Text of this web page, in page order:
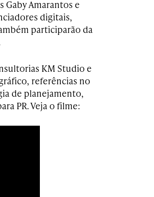
Amarantos e
digitais,
participarão da
KM Studio e
referências no
de planejamento,
PR. Veja o filme: